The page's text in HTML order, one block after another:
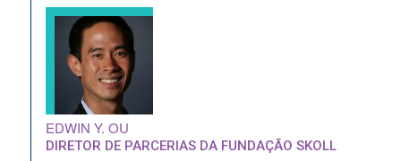
EDWIN Y. OU
DIRETOR DE PARCERIAS DA FUNDAÇÃO SKOLL